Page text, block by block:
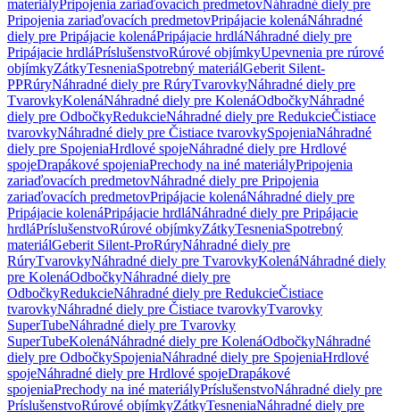
materiályPripojenia zariaďovacích predmetovNáhradné diely pre
Pripojenia zariaďovacích predmetovPripájacie kolenáNáhradné
diely pre Pripájacie kolenáPripájacie hrdláNáhradné diely pre
Pripájacie hrdláPríslušenstvoRúrové objímkyUpevnenia pre rúrové
objímkyZátkyTesneniaSpotrebný materiálGeberit Silent-
PPRúryNáhradné diely pre RúryTvarovkyNáhradné diely pre
TvarovkyKolenáNáhradné diely pre KolenáOdbočkyNáhradné
diely pre OdbočkyRedukcieNáhradné diely pre RedukcieČistiace
tvarovkyNáhradné diely pre Čistiace tvarovkySpojeniaNáhradné
diely pre SpojeniaHrdlové spojeNáhradné diely pre Hrdlové
spojeDrapákové spojeniaPrechody na iné materiályPripojenia
zariaďovacích predmetovNáhradné diely pre Pripojenia
zariaďovacích predmetovPripájacie kolenáNáhradné diely pre
Pripájacie kolenáPripájacie hrdláNáhradné diely pre Pripájacie
hrdláPríslušenstvoRúrové objímkyZátkyTesneniaSpotrebný
materiálGeberit Silent-ProRúryNáhradné diely pre
RúryTvarovkyNáhradné diely pre TvarovkyKolenáNáhradné diely
pre KolenáOdbočkyNáhradné diely pre
OdbočkyRedukcieNáhradné diely pre RedukcieČistiace
tvarovkyNáhradné diely pre Čistiace tvarovkyTvarovky
SuperTubeNáhradné diely pre Tvarovky
SuperTubeKolenáNáhradné diely pre KolenáOdbočkyNáhradné
diely pre OdbočkySpojeniaNáhradné diely pre SpojeniaHrdlové
spojeNáhradné diely pre Hrdlové spojeDrapákové
spojeniaPrechody na iné materiályPríslušenstvoNáhradné diely pre
PríslušenstvoRúrové objímkyZátkyTesneniaNáhradné diely pre